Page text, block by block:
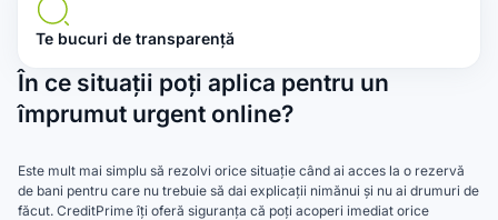
Te bucuri de transparență
În ce situații poți aplica pentru un
împrumut urgent online?
Este mult mai simplu să rezolvi orice situație când ai acces la o rezervă
de bani pentru care nu trebuie să dai explicații nimănui și nu ai drumuri de
făcut. CreditPrime îți oferă siguranța că poți acoperi imediat orice